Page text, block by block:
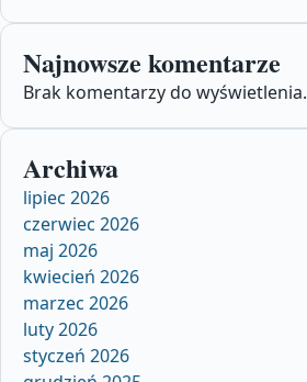
Najnowsze komentarze
Brak komentarzy do wyświetlenia.
Archiwa
lipiec 2026
czerwiec 2026
maj 2026
kwiecień 2026
marzec 2026
luty 2026
styczeń 2026